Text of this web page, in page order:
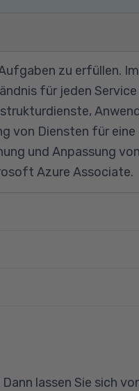
zu erfüllen.
für jeden
von Diensten für
und Anpassung von
Azure Associate.
Umgang mit
lassen Sie sich